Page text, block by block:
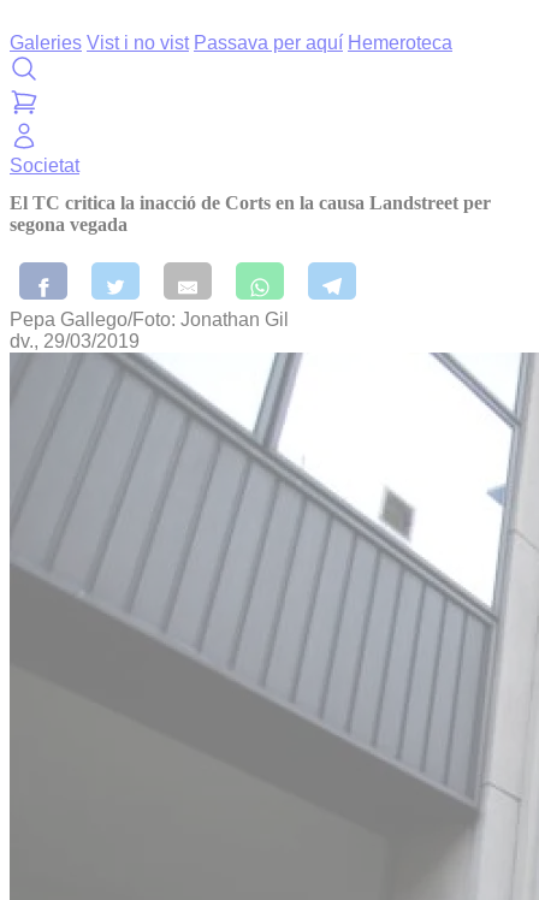
Galeries Vist i no vist Passava per aquí Hemeroteca
Societat
El TC critica la inacció de Corts en la causa Landstreet per
segona vegada
Pepa Gallego/Foto: Jonathan Gil
dv., 29/03/2019